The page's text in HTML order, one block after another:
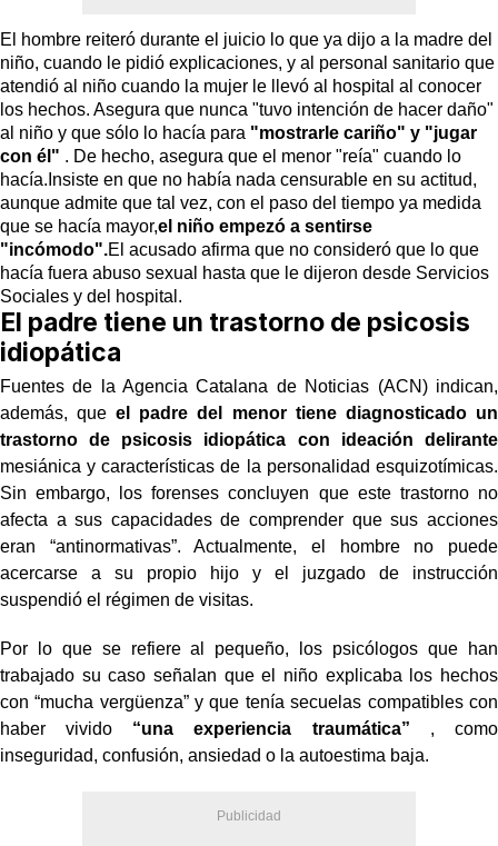
El hombre reiteró durante el juicio lo que ya dijo a la madre del
niño, cuando le pidió explicaciones, y al personal sanitario que
atendió al niño cuando la mujer le llevó al hospital al conocer
los hechos. Asegura que nunca "tuvo intención de hacer daño"
al niño y que sólo lo hacía para "mostrarle cariño" y "jugar
con él" . De hecho, asegura que el menor "reía" cuando lo
hacía.Insiste en que no había nada censurable en su actitud,
aunque admite que tal vez, con el paso del tiempo ya medida
que se hacía mayor,el niño empezó a sentirse
"incómodo".El acusado afirma que no consideró que lo que
hacía fuera abuso sexual hasta que le dijeron desde Servicios
Sociales y del hospital.
El padre tiene un trastorno de psicosis
idiopática
Fuentes de la Agencia Catalana de Noticias (ACN) indican,
además, queel padre del menor tiene diagnosticado un
trastorno de psicosis idiopática con ideación delirante
mesiánica y características de la personalidad esquizotímicas.
Sin embargo, los forenses concluyen que este trastorno no
afecta a sus capacidades de comprender que sus acciones
eran “antinormativas”. Actualmente, el hombre no puede
acercarse a su propio hijo y el juzgado de instrucción
suspendió el régimen de visitas.
Por lo que se refiere al pequeño, los psicólogos que han
trabajado su caso señalan que el niño explicaba los hechos
con “mucha vergüenza” y que tenía secuelas compatibles con
haber vivido “una experiencia traumática” , como
inseguridad, confusión, ansiedad o la autoestima baja.